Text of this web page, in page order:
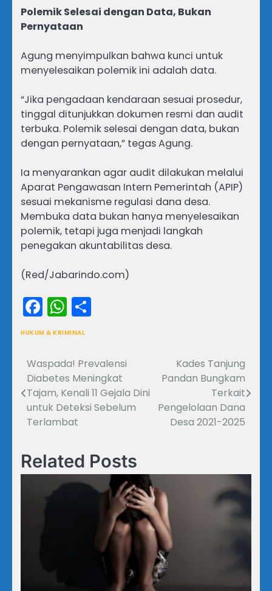
Polemik Selesai dengan Data, Bukan
Pernyataan
Agung menyimpulkan bahwa kunci untuk
menyelesaikan polemik ini adalah data.
“Jika pengadaan kendaraan sesuai prosedur,
tinggal ditunjukkan dokumen resmi dan audit
terbuka. Polemik selesai dengan data, bukan
dengan pernyataan,” tegas Agung.
Ia menyarankan agar audit dilakukan melalui
Aparat Pengawasan Intern Pemerintah (APIP)
sesuai mekanisme regulasi dana desa.
Membuka data bukan hanya menyelesaikan
polemik, tetapi juga menjadi langkah
penegakan akuntabilitas desa.
(Red/Jabarindo.com)
Facebook
WhatsApp
HUKUM & KRIMINAL
Navigasi
pos
Waspada! Prevalensi
Diabetes Meningkat
Tajam, Kenali 11 Gejala Dini
untuk Deteksi Sebelum
Terlambat
Kades Tanjung
Pandan Bungkam
Terkait
Pengelolaan Dana
Desa 2021-2025
Related Posts